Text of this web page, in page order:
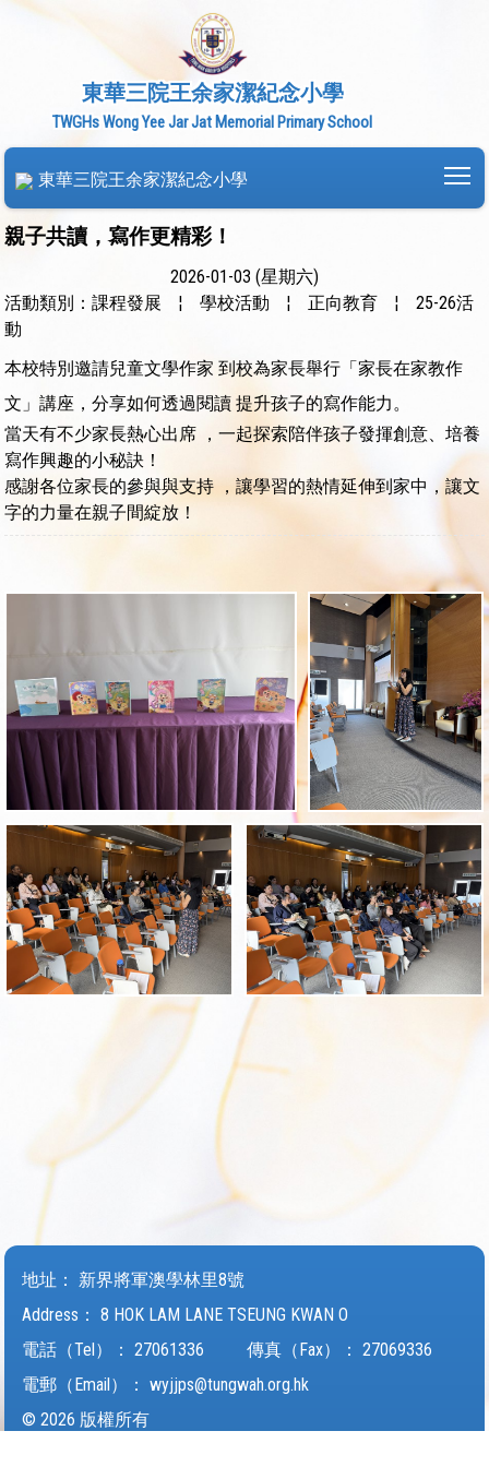
東華三院王余家潔紀念小學
TWGHs Wong Yee Jar Jat Memorial Primary School
東華三院王余家潔紀念小學
親子共讀，寫作更精彩！
2026-01-03 (星期六)
活動類別：課程發展
¦ 學校活動 ¦ 正向教育 ¦
25-26活
動
本校特別邀請兒童文學作家 到校為家長舉行「家長在家教作
文」講座，分享如何透過閱讀 提升孩子的寫作能力。
當天有不少家長熱心出席 ，一起探索陪伴孩子發揮創意、培養
寫作興趣的小秘訣！
感謝各位家長的參與與支持 ，讓學習的熱情延伸到家中，讓文
字的力量在親子間綻放！
地址：
新界將軍澳學林里8號
Address：
8 HOK LAM LANE TSEUNG KWAN O
電話（Tel）：
27061336 傳真（Fax）： 27069336
電郵（Email）：
wyjjps@tungwah.org.hk
© 2026 版權所有